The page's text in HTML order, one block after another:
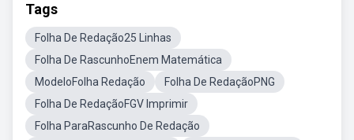
Tags
Folha De Redação25 Linhas
Folha De RascunhoEnem Matemática
ModeloFolha Redação
Folha De RedaçãoPNG
Folha De RedaçãoFGV Imprimir
Folha ParaRascunho De Redação